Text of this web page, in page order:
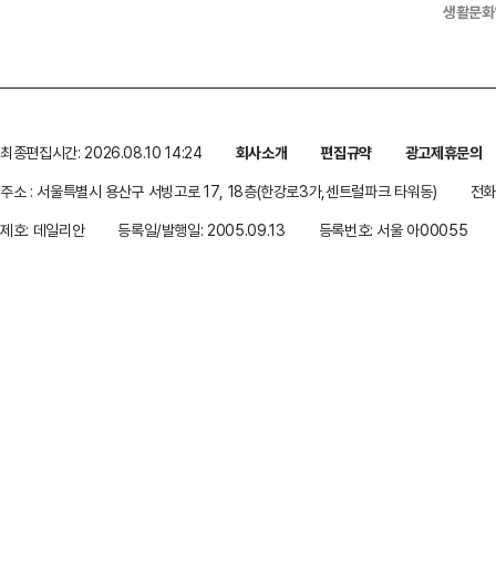
생활문
최종편집시간: 2026.08.10 14:24 회사소개 편집규약
광고제휴문의
주소 : 서울특별시 용산구 서빙고로 17, 18층(한강로3가,센트럴파크 타워동)
전
제호: 데일리안
등록일/발행일: 2005.09.13 등록번호: 서울 아00055